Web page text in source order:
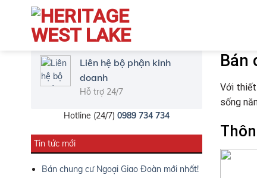
Liên hệ bộ phận kinh
doanh
Hỗ trợ 24/7
Hotline (24/7) 0989 734 734
Tin tức mới
Bán chung cư Ngoại Giao Đoàn mới nhất!
Bán
Với thiết
sống